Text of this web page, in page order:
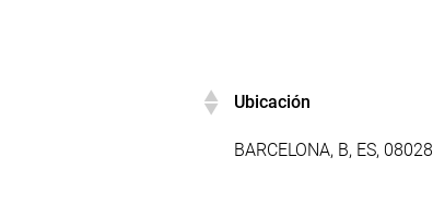
Ubicación
Ubicación
BARCELONA, B, ES, 08028